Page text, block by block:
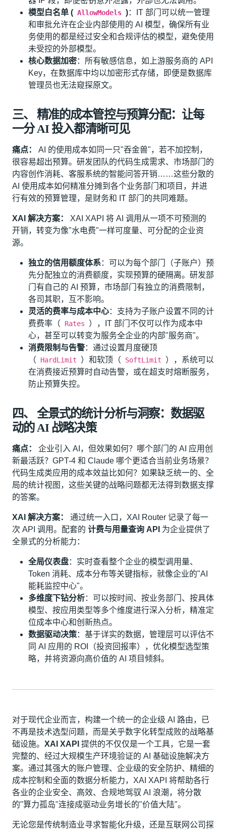
模型白名单 ( AllowModels )：IT 部门可以统一管理
和审批允许在企业内部使用的 AI 模型，确保所有业
务使用的都是经过安全和合规评估的模型，避免使用
未受控的外部模型。
核心数据加密：所有敏感信息，如上游服务商的 API
Key，在数据库中均以加密形式存储，即便是数据库
管理员也无法窥探原文。
三、 精准的成本管控与预算分配：让每
一分 AI 投入都清晰可见
痛点：
AI 的使用成本如同一只"吞金兽"，若不加控制，
很容易超出预算。研发团队的代码生成需求、市场部门的
内容创作消耗、客服系统的智能问答开销……这些分散的
AI 使用成本如何精准分摊到各个业务部门和项目，并进
行有效的预算管理，是财务和 IT 部门的共同难题。
XAI 解决方案：
XAI XAPI 将 AI 调用从一项不可预测的
开销，转变为像"水电费"一样可度量、可分配的企业资
源。
独立的信用额度体系：可以为每个部门（子账户）预
先分配独立的消费额度，实现预算的硬隔离。研发部
门有自己的 AI 预算，市场部门有独立的消费限制，
各司其职，互不影响。
灵活的费率与成本中心：支持为子账户设置不同的计
费费率（
Rates
），IT 部门不仅可以作为成本中
心，甚至可以转变为服务全企业的内部"服务商"。
消费限制与告警：通过设置月度硬顶
（
HardLimit ）和软顶（ SoftLimit
），系统可以
在消费接近预算时自动告警，或在超支时熔断服务，
防止预算失控。
四、 全景式的统计分析与洞察：数据驱
动的 AI 战略决策
痛点：
企业引入 AI，但效果如何？哪个部门的 AI 应用创
新最活跃？GPT-4 和 Claude 哪个更适合当前业务场景？
代码生成类应用的成本效益比如何？如果缺乏统一的、全
局的统计视图，这些关键的战略问题都无法得到数据支撑
的答案。
XAI 解决方案：
通过统一入口，XAI Router 记录了每一
次 API 调用。配套的 计费与用量查询 API 为企业提供了
全景式的分析能力：
全局仪表盘：实时查看整个企业的模型调用量、
Token 消耗、成本分布等关键指标，就像企业的"AI
能耗监控中心"。
多维度下钻分析：可以按时间、按业务部门、按具体
模型、按应用类型等多个维度进行深入分析，精准定
位成本中心和创新热点。
数据驱动决策：基于详实的数据，管理层可以评估不
同 AI 应用的 ROI（投资回报率），优化模型选型策
略，并将资源向高价值的 AI 项目倾斜。
对于现代企业而言，构建一个统一的企业级 AI 路由，已
不再是技术选型问题，而是关乎数字化转型成败的战略基
础设施。 XAI XAPI 提供的不仅仅是一个工具，它是一套
完整的、经过大规模生产环境验证的 AI 基础设施解决方
案。通过其强大的账户管理、企业级的安全防护、精细的
成本控制和全面的数据分析能力，XAI XAPI 将帮助各行
各业的企业安全、高效、合规地驾驭 AI 浪潮，将分散
的"算力孤岛"连接成驱动业务增长的"价值大陆"。
无论您是传统制造业寻求智能化升级，还是互联网公司探